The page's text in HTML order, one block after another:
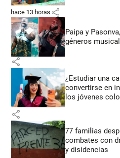
hace 13 horas share
Paipa y
géneros
share
¿Estudiar una
convertirse en
los jóvenes
share
77 familias
combates con
y disidencias